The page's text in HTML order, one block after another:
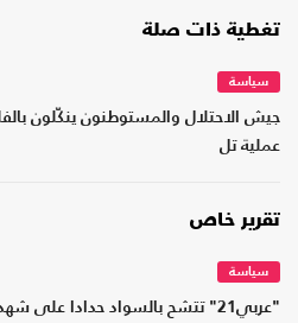
تغطية ذات صلة
سياسة
جيش الاحتلال والمستوطنون ينكّلون
عملية تل
تقرير خاص
سياسة
"عربي21" تتشح بالسواد حدادا على